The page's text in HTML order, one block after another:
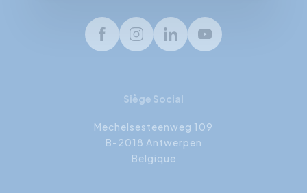
FacebookInstagramLinkedInYoutube
Siège Social
Mechelsesteenweg 109
B-2018 Antwerpen
Belgique